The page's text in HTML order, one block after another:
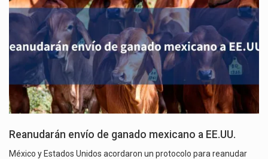
Reanudarán envío de ganado mexicano a EE.UU.
México y Estados Unidos acordaron un protocolo para reanudar